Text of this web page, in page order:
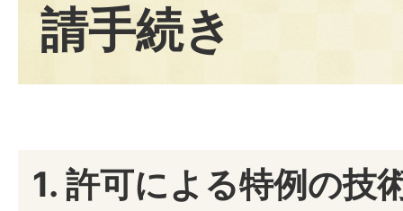
請手続き
1. 許可による特例の技